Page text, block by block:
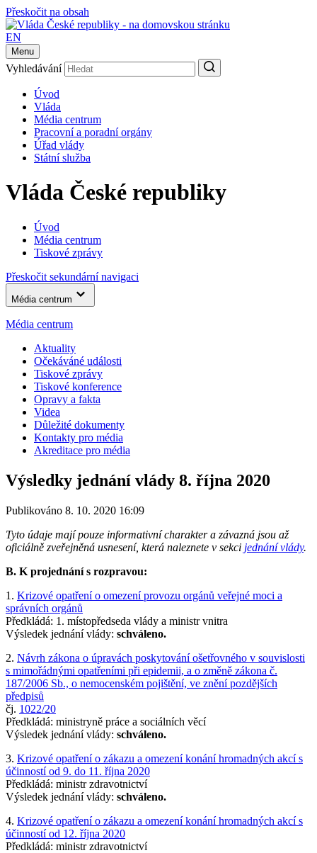
Přeskočit na obsah
EN
Menu
Vyhledávání
Úvod
Vláda
Média centrum
Pracovní a poradní orgány
Úřad vlády
Státní služba
Vláda České republiky
Úvod
Média centrum
Tiskové zprávy
Přeskočit sekundární navigaci
Média centrum
Média centrum
Aktuality
Očekáváné události
Tiskové zprávy
Tiskové konference
Opravy a fakta
Videa
Důležité dokumenty
Kontakty pro média
Akreditace pro média
Výsledky jednání vlády 8. října 2020
Publikováno 8. 10. 2020 16:09
Tyto údaje mají pouze informativní charakter a závazná jsou až
oficiálně zveřejněná usnesení, která naleznete v sekci jednání vlády.
B. K projednání s rozpravou:
1. Krizové opatření o omezení provozu orgánů veřejné moci a
správních orgánů
Předkládá: 1. místopředseda vlády a ministr vnitra
Výsledek jednání vlády: schváleno.
2. Návrh zákona o úpravách poskytování ošetřovného v souvislosti
s mimořádnými opatřeními při epidemii, a o změně zákona č.
187/2006 Sb., o nemocenském pojištění, ve znění pozdějších
předpisů
čj. 1022/20
Předkládá: ministryně práce a sociálních věcí
Výsledek jednání vlády: schváleno.
3. Krizové opatření o zákazu a omezení konání hromadných akcí s
účinností od 9. do 11. října 2020
Předkládá: ministr zdravotnictví
Výsledek jednání vlády: schváleno.
4. Krizové opatření o zákazu a omezení konání hromadných akcí s
účinností od 12. října 2020
Předkládá: ministr zdravotnictví